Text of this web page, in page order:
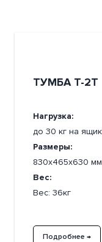
ТУМБА Т-2Т
Нагрузка:
до 30 кг на ящик
Размеры:
830х465х630
Вес:
Вес: 36кг
Подробнее →